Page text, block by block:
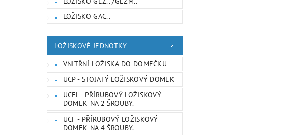
LOŽISKO GAC..
LOŽISKOVÉ JEDNOTKY
VNITŘNÍ LOŽISKA DO DOMEČKU
UCP - STOJATÝ LOŽISKOVÝ DOMEK
UCFL - PŘÍRUBOVÝ LOŽISKOVÝ
DOMEK NA 2 ŠROUBY.
UCF - PŘÍRUBOVÝ LOŽISKOVÝ
DOMEK NA 4 ŠROUBY.